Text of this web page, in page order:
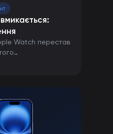
Watch перестав
ремонту в сервісі.